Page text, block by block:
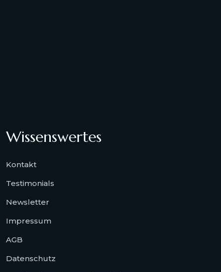
Wissenswertes
Kontakt
Testimonials
Newsletter
Impressum
AGB
Datenschutz